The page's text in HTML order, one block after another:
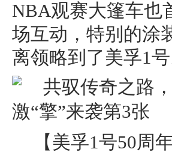
NBA观赛大篷车也
场互动，特别的涂
离领略到了美孚1
【美孚1号50周